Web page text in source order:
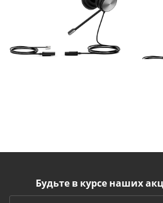
Будьте в курсе наших